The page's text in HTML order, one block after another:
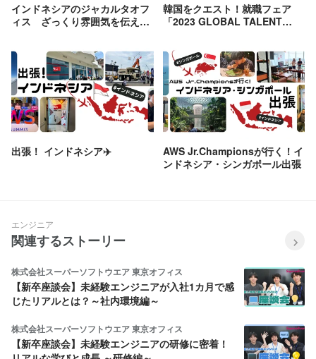
インドネシアのジャカルタオフ
ィス ざっくり雰囲気を伝えま
韓国をクエスト！就職フェア
「2023 GLOBAL TALENT
出張！ インドネシア✈️
AWS Jr.Championsが行く！イ
ンドネシア・シンガポール出張
エンジニア
関連するストーリー
株式会社スーパーソフトウエア 東京オフィス
【新卒座談会】未経験エンジニアが入社1カ月で感
じたリアルとは？～社内環境編～
株式会社スーパーソフトウエア 東京オフィス
【新卒座談会】未経験エンジニアの研修に密着！